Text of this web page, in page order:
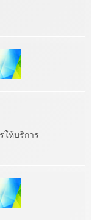
ให้บริการ